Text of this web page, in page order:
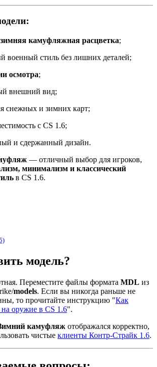
камуфляжная расцветка;
военный стиль без лишних деталей;
осмотра;
внешний вид;
снежных и зимних карт;
с CS 1.6;
и сдержанный дизайн.
— отличный выбор для игроков,
минимализм и классический
в CS 1.6.
модель?
Переместите файлы формата MDL из
models. Если вы никогда раньше не
то прочитайте инструкцию "Как
оружие в CS 1.6".
камуфляж отображался корректно,
чистые клиенты Контр-Страйк 1.6.